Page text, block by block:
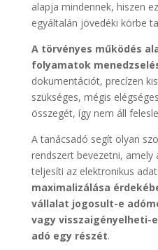
alapja mindennek, hiszen
egyáltalán jövedéki körbe
A törvényes működés
folyamatok
dokumentációt, precízen
szükséges, mégis
összegét, így nem áll
A tanácsadó segít olyan
rendszert bevezetni, amely
teljesíti az elektronikus
maximalizálása
vállalat jogosult-e
vagy
adó egy részét.